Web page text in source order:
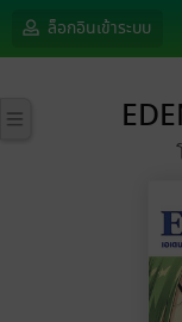
ล็อกอินเข้าระบบ